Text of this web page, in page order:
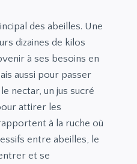
des abeilles. Une
dizaines de kilos
à ses besoins en
aussi pour passer
nectar, un jus sucré
attirer les
à la ruche où
entre abeilles, le
et se